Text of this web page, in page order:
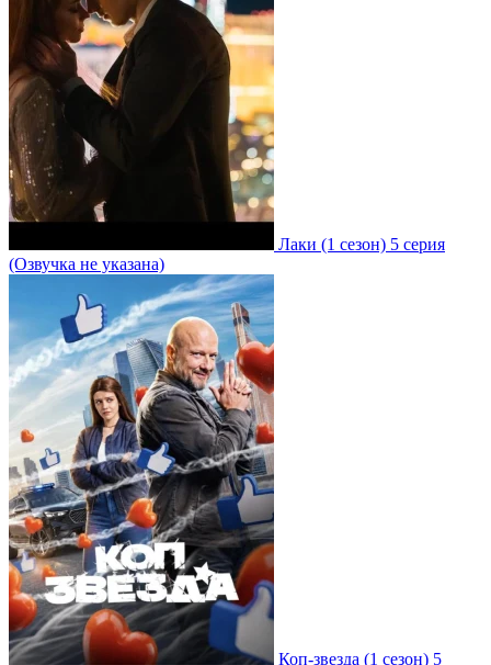
Лаки (1 сезон) 5 серия
(Озвучка не указана)
Коп-звезда (1 сезон) 5